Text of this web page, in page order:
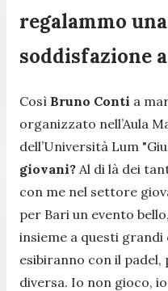
regalammo
soddisfazione
Così Bruno Conti a
organizzato nell’Aula
dell’Università Lum
giovani? Al di là dei
con me nel settore
per Bari un evento
insieme a questi grandi
esibiranno con il
diversa. Io non gioco,